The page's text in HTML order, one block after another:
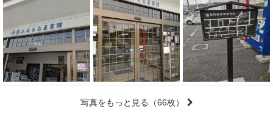
写真をもっと見る （66枚）